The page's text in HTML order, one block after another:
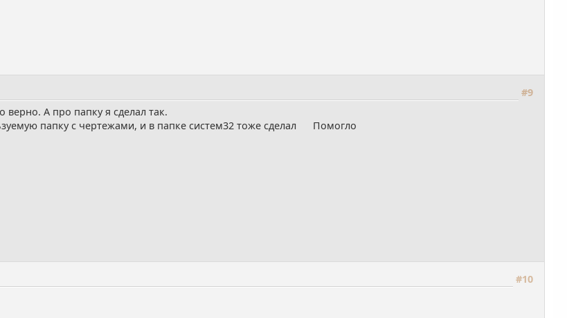
#9
А про папку я сделал так.
папку с чертежами, и в папке систем32 тоже сделал Помогло
#10